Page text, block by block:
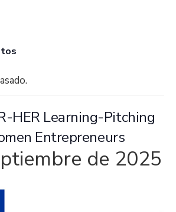
HER Learning-Pitching
Entrepreneurs
de 2025